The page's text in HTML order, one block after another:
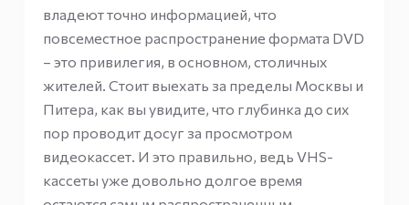
владеют точно информацией, что
повсеместное распространение формата DVD
– это привилегия, в основном, столичных
жителей. Стоит выехать за пределы Москвы и
Питера, как вы увидите, что глубинка до сих
пор проводит досуг за просмотром
видеокассет. И это правильно, ведь VHS-
кассеты уже довольно долгое время